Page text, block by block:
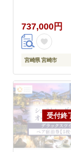
枚セット
737,000円
宮崎県 宮崎市